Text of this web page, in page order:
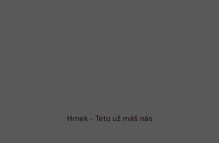
Hrnek - Teto už máš nás